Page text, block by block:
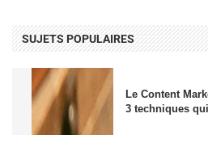
SUJETS POPULAIRES
Le Content
3 techniques